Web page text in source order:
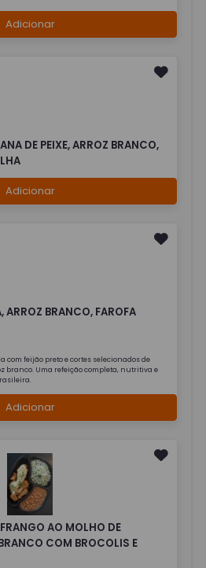
Adicionar
DE PEIXE, ARROZ BRANCO,
Adicionar
BRANCO, FAROFA
feijão preto e cortes selecionados de
branco. Uma refeição completa, nutritiva e
Adicionar
AO MOLHO DE
COM BROCOLIS E